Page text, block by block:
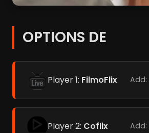
OPTIONS DE
Player 1: FilmoFlix Add:
Player 2: Coflix Add: